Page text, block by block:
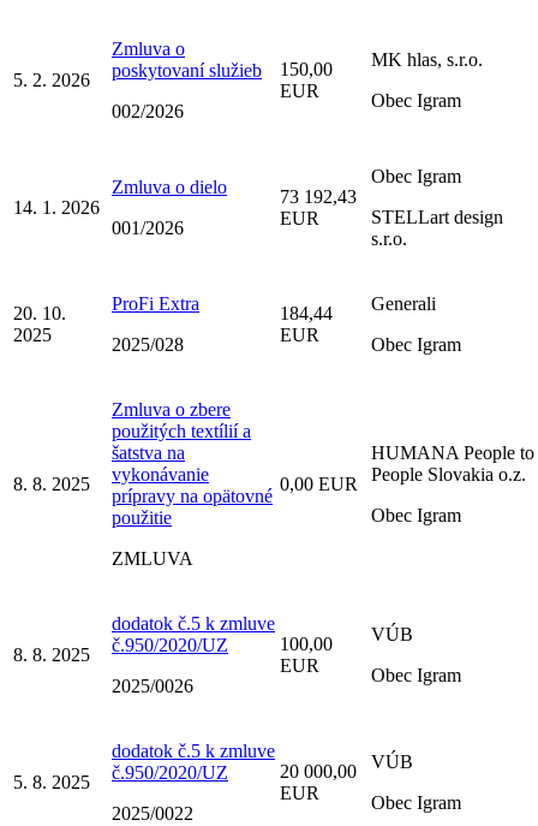
5. 2. 2026
Zmluva o
poskytovaní služieb
002/2026
150,00
EUR
MK hlas, s.r.o.
Obec Igram
14. 1. 2026
Zmluva o dielo
001/2026
73 192,43
EUR
Obec Igram
STELLart design
s.r.o.
20. 10.
2025
ProFi Extra
2025/028
184,44
EUR
Generali
Obec Igram
8. 8. 2025
Zmluva o zbere
použitých textílií a
šatstva na
vykonávanie
prípravy na opätovné
použitie
ZMLUVA
0,00 EUR
HUMANA People to
People Slovakia o.z.
Obec Igram
8. 8. 2025
dodatok č.5 k zmluve
č.950/2020/UZ
2025/0026
100,00
EUR
VÚB
Obec Igram
5. 8. 2025
dodatok č.5 k zmluve
č.950/2020/UZ
2025/0022
20 000,00
EUR
VÚB
Obec Igram